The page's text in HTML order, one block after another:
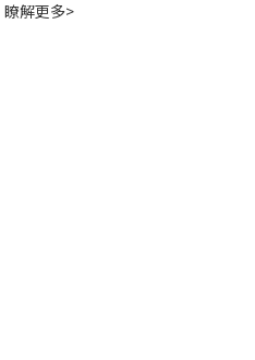
瞭解更多>